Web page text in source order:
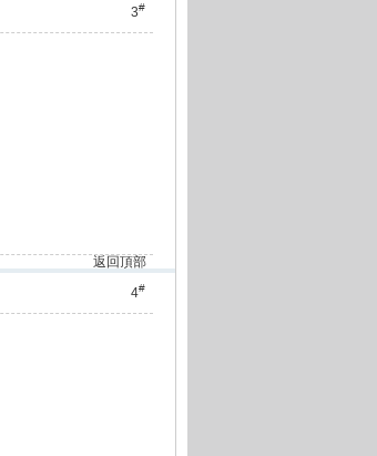
3#
返回頂部
4#